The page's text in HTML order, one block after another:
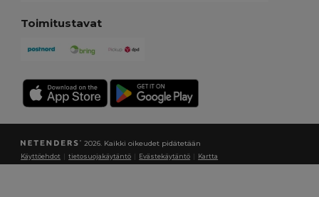
Toimitustavat
2026. Kaikki oikeudet pidätetään
Käyttöehdot |tietosuojakäytäntö Evästekäytäntö Kartta